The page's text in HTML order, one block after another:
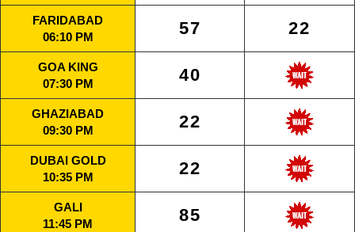
FARIDABAD
06:10 PM
57 22
GOA KING
07:30 PM
40
GHAZIABAD
09:30 PM
22
DUBAI GOLD
10:35 PM
22
GALI
11:45 PM
85